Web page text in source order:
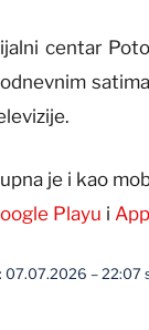
centar
je i kao
Playu i
07.07.2026 – 22:07